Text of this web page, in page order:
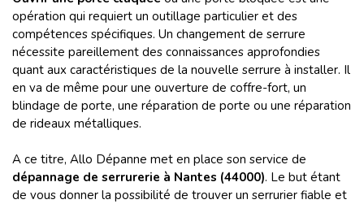
opération qui requiert un outillage particulier et des
compétences spécifiques. Un changement de serrure
nécessite pareillement des connaissances approfondies
quant aux caractéristiques de la nouvelle serrure à installer. Il
en va de même pour une ouverture de coffre-fort, un
blindage de porte, une réparation de porte ou une réparation
de rideaux métalliques.
A ce titre, Allo Dépanne met en place son service de
dépannage de serrurerie à Nantes (44000). Le but étant
de vous donner la possibilité de trouver un serrurier fiable et